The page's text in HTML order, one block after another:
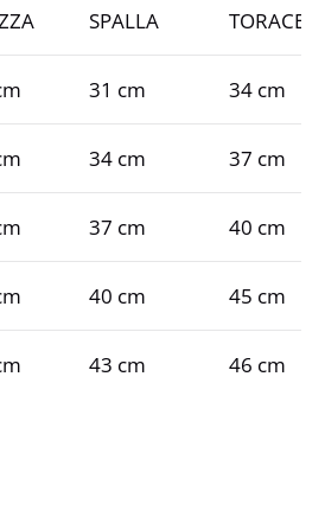
SPALLA TORACE
31 cm 34 cm
34 cm 37 cm
37 cm 40 cm
40 cm 45 cm
43 cm 46 cm